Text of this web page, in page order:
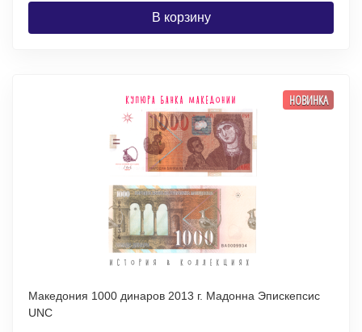
В корзину
НОВИНКА
Македония 1000 динаров 2013 г. Мадонна Эпискепсис
UNC